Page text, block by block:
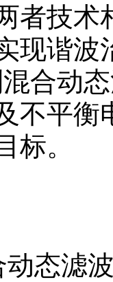
者技术
现谐波
合动
不平衡
标。
态滤